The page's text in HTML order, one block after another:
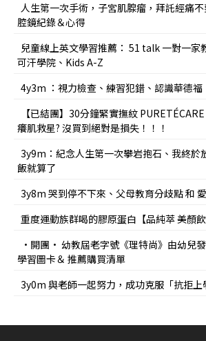
人生第一次手術，子宮肌腺瘤，拜託經痛
腔鏡紀錄＆心得
兒童線上英文學習推薦： 51 talk 一對一
可汗學院、Kids A-Z
4y3m ：視力檢查、練習犯錯、認識華德福
【已結團】30分鐘緊實撫紋
癢肌救星? 沒買到絕對是損失！！！
3y9m：紀念人生第一次攀岩抱石、我終於
飯就算了
3y8m 哭到停不下來、父母教育分歧點 和
重度運動族群喝的膠原蛋白【品純萃 美顏飲
•開團• 幼教屆老字號《理特尚》由幼兒
學習圖卡＆ 推薦購買清單
3y0m 與老師一起努力，成功克服「抗拒上